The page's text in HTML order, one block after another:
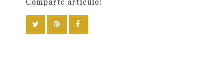
Comparte artículo: